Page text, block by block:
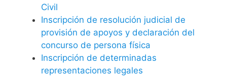
Civil
Inscripción de resolución judicial de
provisión de apoyos y declaración del
concurso de persona física
Inscripción de determinadas
representaciones legales